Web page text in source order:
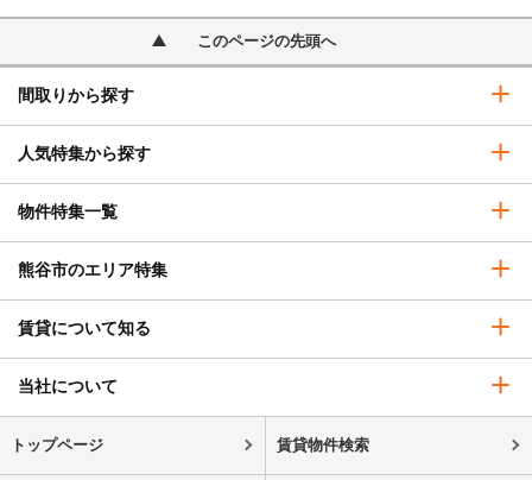
このページの先頭へ
間取りから探す
人気特集から探す
物件特集一覧
熊谷市のエリア特集
賃貸について知る
当社について
トップページ 賃貸物件検索